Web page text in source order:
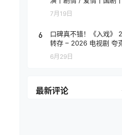
7月19日
6
口碑真不错！《入戏》
转存 – 2026 电视剧 夸
高清转存
6月29日
最新评论